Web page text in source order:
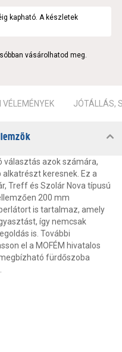
kapható. A készletek
vásárolhatod meg.
JÓTÁLLÁS,
választás azok számára,
keresnek. Ez a
Treff és Szolár Nova típusú
200 mm
is tartalmaz, amely
így nemcsak
is. További
el a MOFÉM hivatalos
fürdőszoba